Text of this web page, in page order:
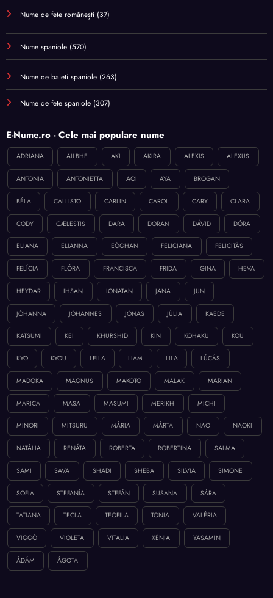
Nume de fete românești (37)
Nume spaniole (570)
Nume de baieti spaniole (263)
Nume de fete spaniole (307)
E-Nume.ro - Cele mai populare nume
ADRIANA AILBHE AKI AKIRA ALEXIS ALEXUS
ANTONIA ANTONIETTA AOI AYA BROGAN
BÉLA CALLISTO CARLIN CAROL CARY CLARA
CODY CÆLESTIS DARA DORAN DÁVID DÓRA
ELIANA ELIANNA EÓGHAN FELICIANA FELICITÁS
FELÍCIA FLÓRA FRANCISCA FRIDA GINA HEVA
HEYDAR IHSAN IONATAN JANA JUN
JÓHANNA JÓHANNES JÓNAS JÚLIA KAEDE
KATSUMI KEI KHURSHID KIN KOHAKU KOU
KYO KYOU LEILA LIAM LILA LÚCÁS
MADOKA MAGNUS MAKOTO MALAK MARIAN
MARICA MASA MASUMI MERIKH MICHI
MINORI MITSURU MÁRIA MÁRTA NAO NAOKI
NATÁLIA RENÁTA ROBERTA ROBERTINA SALMA
SAMI SAVA SHADI SHEBA SILVIA SIMONE
SOFIA STEFANÍA STEFÁN SUSANA SÁRA
TATIANA TECLA TEOFILA TONIA VALÉRIA
VIGGÓ VIOLETA VITALIA XÉNIA YASAMIN
ÁDÁM ÁGOTA